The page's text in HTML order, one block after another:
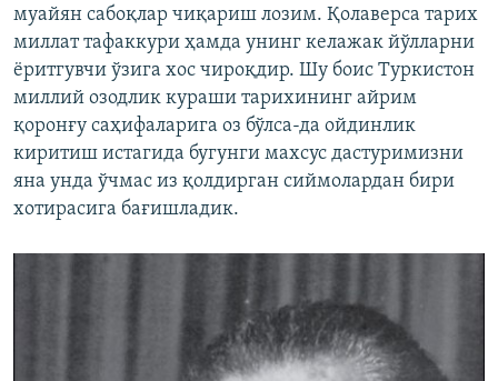
муайян сабоқлар чиқариш лозим. Қолаверса тарих
миллат тафаккури ҳамда унинг келажак йўлларни
ëритгувчи ўзига хос чироқдир. Шу боис Туркистон
миллий озодлик кураши тарихининг айрим
қоронғу саҳифаларига оз бўлса-да ойдинлик
киритиш истагида бугунги махсус дастуримизни
яна унда ўчмас из қолдирган сиймолардан бири
хотирасига бағишладик.